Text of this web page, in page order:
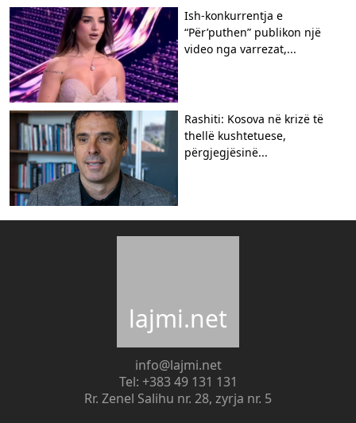
Ish-konkurrentja e
“Për’puthen” publikon një
video nga varrezat,...
Rashiti: Kosova në krizë të
thellë kushtetuese,
përgjegjësinë...
lajmi.net
info@lajmi.net
Tel: +383 49 131 131
Rr. Zenel Salihu nr. 28, zyrja nr. 5